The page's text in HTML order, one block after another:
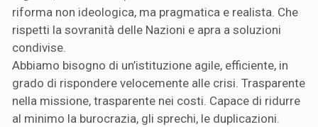
riforma non ideologica, ma pragmatica e realista. Che
rispetti la sovranità delle Nazioni e apra a soluzioni
condivise.
Abbiamo bisogno di un’istituzione agile, efficiente, in
grado di rispondere velocemente alle crisi. Trasparente
nella missione, trasparente nei costi. Capace di ridurre
al minimo la burocrazia, gli sprechi, le duplicazioni.